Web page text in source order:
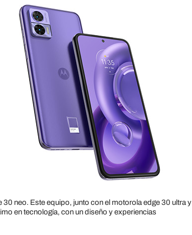
neo. Este equipo, junto con el motorola edge 30 ultra y
en tecnología, con un diseño y experiencias